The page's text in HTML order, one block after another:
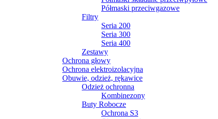
Półmaski przeciwgazowe
Filtry
Seria 200
Seria 300
Seria 400
Zestawy
Ochrona głowy
Ochrona elektroizolacyjna
Obuwie, odzież, rękawice
Odzież ochronna
Kombinezony
Buty Robocze
Ochrona S3